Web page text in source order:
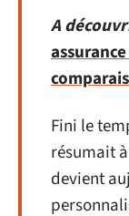
A
Fini le
résumait
devient